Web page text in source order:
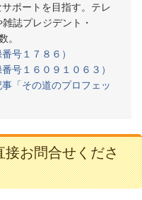
ポートを目指す。テレ
誌プレジデント・
。
号１７８６）
号１６０９１０６３）
「その道のプロフェッ
接お問合せくださ